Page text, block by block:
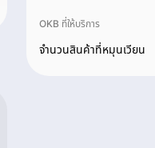
OKB ที่ให้บริการ
จำนวนสินค้าที่หมุนเวียน